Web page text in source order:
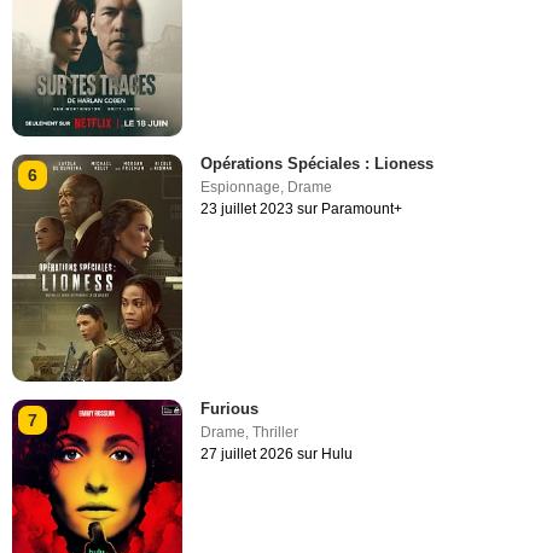
6
Opérations Spéciales : Lioness
Espionnage, Drame
23 juillet 2023 sur Paramount+
7
Furious
Drame,Thriller
27 juillet 2026 sur Hulu